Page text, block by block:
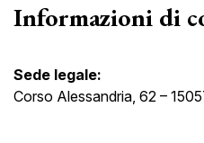
Informazioni di
Sede legale:
Corso Alessandria, 62 –